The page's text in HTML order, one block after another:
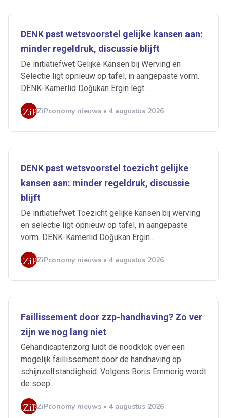
DENK past wetsvoorstel gelijke kansen aan:
minder regeldruk, discussie blijft
De initiatiefwet Gelijke Kansen bij Werving en
Selectie ligt opnieuw op tafel, in aangepaste vorm.
DENK-Kamerlid Doğukan Ergin legt...
ZiPconomy nieuws • 4 augustus 2026
DENK past wetsvoorstel toezicht gelijke
kansen aan: minder regeldruk, discussie
blijft
De initiatiefwet Toezicht gelijke kansen bij werving
en selectie ligt opnieuw op tafel, in aangepaste
vorm. DENK-Kamerlid Doğukan Ergin...
ZiPconomy nieuws • 4 augustus 2026
Faillissement door zzp-handhaving? Zo ver
zijn we nog lang niet
Gehandicaptenzorg luidt de noodklok over een
mogelijk faillissement door de handhaving op
schijnzelfstandigheid. Volgens Boris Emmerig wordt
de soep...
ZiPconomy nieuws • 4 augustus 2026
Ontvang vacatures direct in
je mailbox